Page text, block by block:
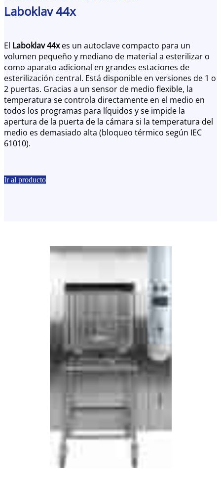
Laboklav 44x
El Laboklav 44xes un autoclave compacto para un
volumen pequeño y mediano de material a esterilizar o
como aparato adicional en grandes estaciones de
esterilización central. Está disponible en versiones de 1 o
2 puertas. Gracias a un sensor de medio flexible, la
temperatura se controla directamente en el medio en
todos los programas para líquidos y se impide la
apertura de la puerta de la cámara si la temperatura del
medio es demasiado alta (bloqueo térmico según IEC
61010).
Ir al producto